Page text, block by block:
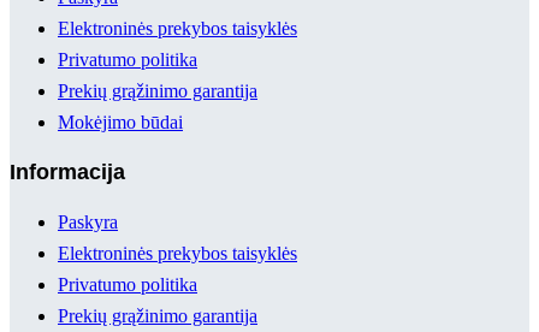
Elektroninės prekybos taisyklės
Privatumo politika
Prekių grąžinimo garantija
Mokėjimo būdai
Informacija
Paskyra
Elektroninės prekybos taisyklės
Privatumo politika
Prekių grąžinimo garantija